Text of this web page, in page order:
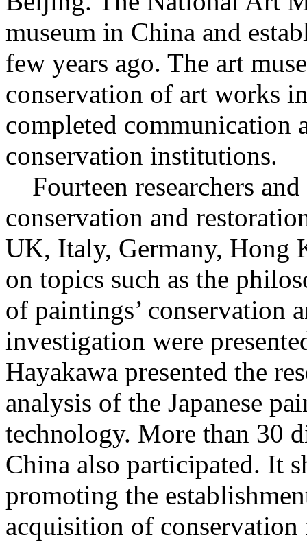
museum in China and
few years ago. The art
conservation of art works
completed communication
conservation institutions.
Fourteen researchers
conservation and
UK, Italy, Germany, Hong
on topics such as the
of paintings’ conservation
investigation were
Hayakawa presented the
analysis of the Japanese
technology. More than 30
China also participated. It
promoting the
acquisition of